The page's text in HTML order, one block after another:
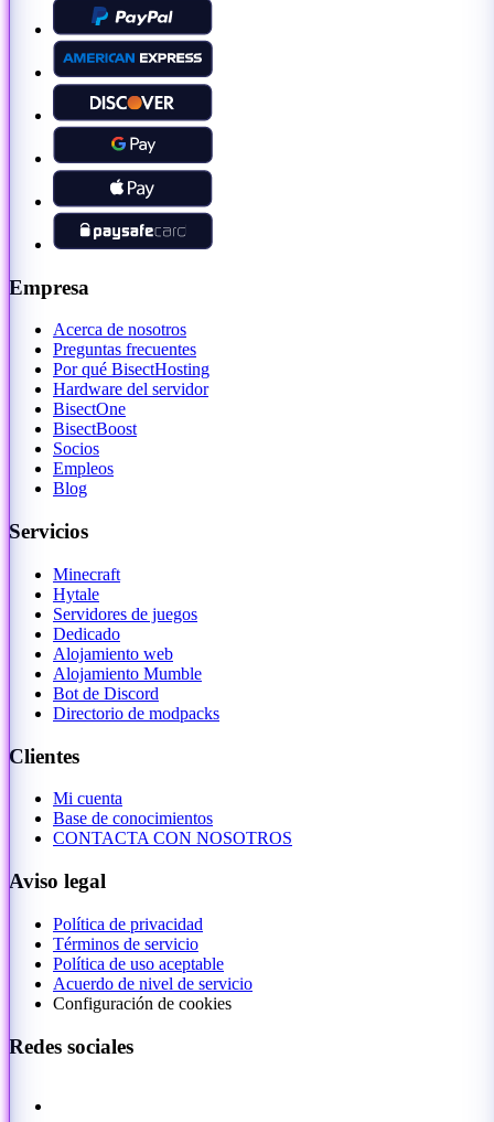
Empresa
Acerca de nosotros
Preguntas frecuentes
Por qué BisectHosting
Hardware del servidor
BisectOne
BisectBoost
Socios
Empleos
Blog
Servicios
Minecraft
Hytale
Servidores de juegos
Dedicado
Alojamiento web
Alojamiento Mumble
Bot de Discord
Directorio de modpacks
Clientes
Mi cuenta
Base de conocimientos
CONTACTA CON NOSOTROS
Aviso legal
Política de privacidad
Términos de servicio
Política de uso aceptable
Acuerdo de nivel de servicio
Configuración de cookies
Redes sociales